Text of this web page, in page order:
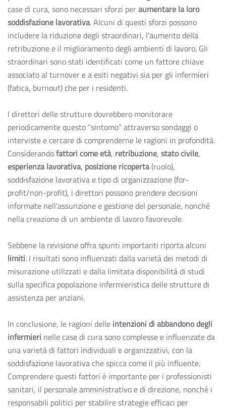
case di cura, sono necessari sforzi peraumentare la loro
soddisfazione lavorativa. Alcuni di questi sforzi possono
includere la riduzione degli straordinari, l'aumento della
retribuzione e il miglioramento degli ambienti di lavoro. Gli
straordinari sono stati identificati come un fattore chiave
associato al turnover e a esiti negativi sia per gli infermieri
(fatica, burnout) che per i residenti.
I direttori delle strutture dovrebbero monitorare
periodicamente questo “sintomo” attraverso sondaggi o
interviste e cercare di comprenderne le ragioni in profondità.
Considerandofattori come età, retribuzione, stato civile,
esperienza lavorativa, posizione ricoperta(ruolo),
soddisfazione lavorativa e tipo di organizzazione (for-
profit/non-profit), i direttori possono prendere decisioni
informate nell'assunzione e gestione del personale, nonché
nella creazione di un ambiente di lavoro favorevole.
Sebbene la revisione offra spunti importanti riporta alcuni
limiti. I risultati sono influenzati dalla varietà dei metodi di
misurazione utilizzati e dalla limitata disponibilità di studi
sulla specifica popolazione infermieristica delle strutture di
assistenza per anziani.
In conclusione, le ragioni delle intenzioni di abbandono degli
infermieri nelle case di cura sono complesse e influenzate da
una varietà di fattori individuali e organizzativi, con la
soddisfazione lavorativa che spicca come il più influente.
Comprendere questi fattori è importante per i professionisti
sanitari, il personale amministrativo e di direzione, nonché i
responsabili politici per stabilire strategie efficaci per